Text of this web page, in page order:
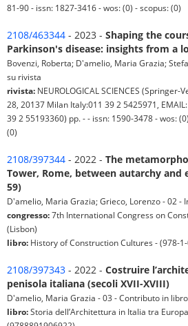
81-90 - issn: 1827-3416 - wos: (0) - scopus: (0)
2108/463344 - 2023 - Shaping the
Parkinson's disease: insights from a
Bovenzi, Roberta; D'amelio, Maria Grazia;
su rivista
rivista: NEUROLOGICAL SCIENCES
28, 20137 Milan Italy:011 39 2 5425971,
39 2 55193360) pp. - - issn: 1590-3478 - wos:
(0)
2108/397344 - 2022 - The
Tower, Rome, between autarchy and
59)
D'amelio, Maria Grazia; Grieco, Lorenzo - 02 -
congresso:7th International Congress on
(Lisbon)
libro: History of Construction Cultures - (978-
2108/397343 - 2022 - Costruire
penisola italiana (secoli XVII-XVIII)
D'amelio, Maria Grazia - 03 - Contributo in libro
libro:Storia dell’Architettura in Italia tra